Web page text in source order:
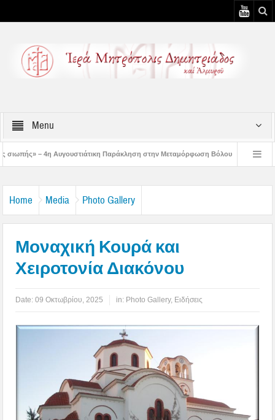
Menu
Παράκληση στην Μεταμόρφωση Βόλου Επίσκεψη του Δ/ντού της Β/
Home Media Photo Gallery
Μοναχική Κουρά και
Χειροτονία Διακόνου
Date:09 Οκτωβρίου, 2025 in: Photo Gallery, Ειδήσεις